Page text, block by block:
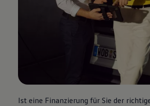
Ist eine Finanzierung für Sie der